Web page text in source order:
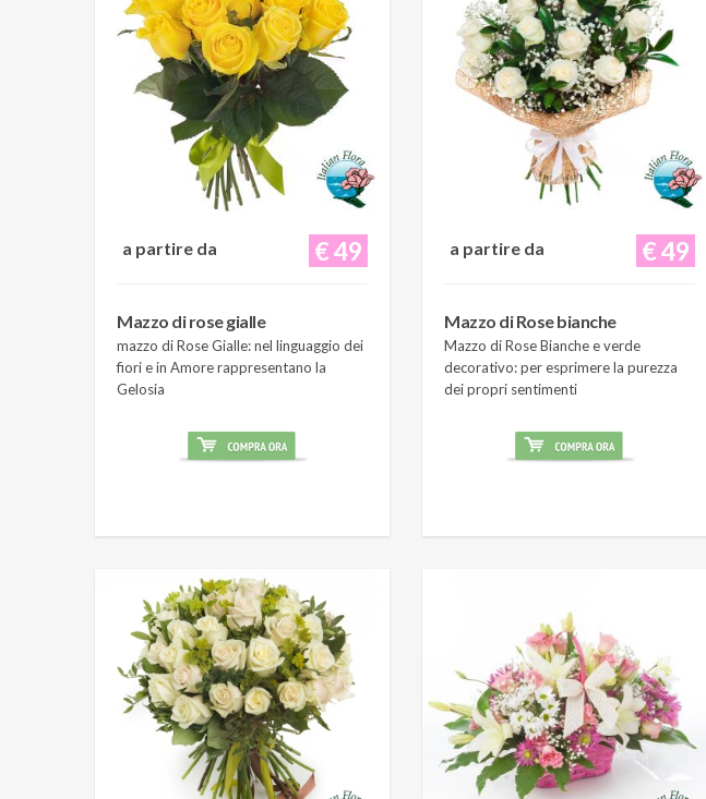
€ 49
a partire da
Mazzo di rose gialle
mazzo di Rose Gialle: nel linguaggio dei
fiori e in Amore rappresentano la
Gelosia
€ 49
a partire da
Mazzo di Rose bianche
Mazzo di Rose Bianche e verde
decorativo: per esprimere la purezza
dei propri sentimenti